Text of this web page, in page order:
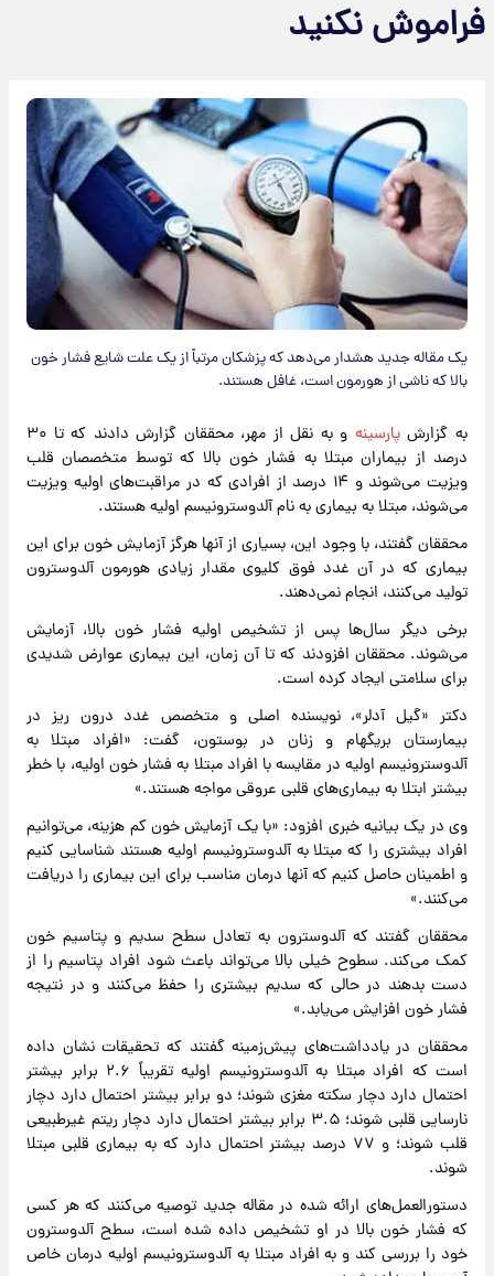
فراموش نکنید
یک مقاله جدید هشدار می‌دهد که پزشکان مرتباً از یک علت شایع فشار خون
بالا که ناشی از هورمون است، غافل هستند.
به گزارشپارسینه
و به نقل از مهر، محققان گزارش دادند که تا ۳۰
درصد از بیماران مبتلا به فشار خون بالا که توسط متخصصان قلب
ویزیت می‌شوند و ۱۴ درصد از افرادی که در مراقبت‌های اولیه ویزیت
می‌شوند، مبتلا به بیماری به نام آلدوسترونیسم اولیه هستند.
محققان گفتند، با وجود این، بسیاری از آنها هرگز آزمایش خون برای این
بیماری که در آن غدد فوق کلیوی مقدار زیادی هورمون آلدوسترون
تولید می‌کنند، انجام نمی‌دهند.
برخی دیگر سال‌ها پس از تشخیص اولیه فشار خون بالا، آزمایش
می‌شوند. محققان افزودند که تا آن زمان، این بیماری عوارض شدیدی
برای سلامتی ایجاد کرده است.
دکتر «گیل آدلر»، نویسنده اصلی و متخصص غدد درون ریز در
بیمارستان بریگهام و زنان در بوستون، گفت: «افراد مبتلا به
آلدوسترونیسم اولیه در مقایسه با افراد مبتلا به فشار خون اولیه، با خطر
بیشتر ابتلا به بیماری‌های قلبی عروقی مواجه هستند.»
وی در یک بیانیه خبری افزود: «با یک آزمایش خون کم هزینه، می‌توانیم
افراد بیشتری را که مبتلا به آلدوسترونیسم اولیه هستند شناسایی کنیم
و اطمینان حاصل کنیم که آنها درمان مناسب برای این بیماری را دریافت
می‌کنند.»
محققان گفتند که آلدوسترون به تعادل سطح سدیم و پتاسیم خون
کمک می‌کند. سطوح خیلی بالا می‌تواند باعث شود افراد پتاسیم را از
دست بدهند در حالی که سدیم بیشتری را حفظ می‌کنند و در نتیجه
فشار خون افزایش می‌یابد.»
محققان در یادداشت‌های پیش‌زمینه گفتند که تحقیقات نشان داده
است که افراد مبتلا به آلدوسترونیسم اولیه تقریباً ۲.۶ برابر بیشتر
احتمال دارد دچار سکته مغزی شوند؛ دو برابر بیشتر احتمال دارد دچار
نارسایی قلبی شوند؛ ۳.۵ برابر بیشتر احتمال دارد دچار ریتم غیرطبیعی
قلب شوند؛ و ۷۷ درصد بیشتر احتمال دارد که به بیماری قلبی مبتلا
شوند.
دستورالعمل‌های ارائه شده در مقاله جدید توصیه می‌کنند که هر کسی
که فشار خون بالا در او تشخیص داده شده است، سطح آلدوسترون
خود را بررسی کند و به افراد مبتلا به آلدوسترونیسم اولیه درمان خاص